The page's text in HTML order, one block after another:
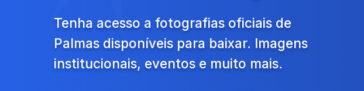
Tenha acesso a fotografias oficiais de
Palmas disponíveis para baixar. Imagens
institucionais, eventos e muito mais.